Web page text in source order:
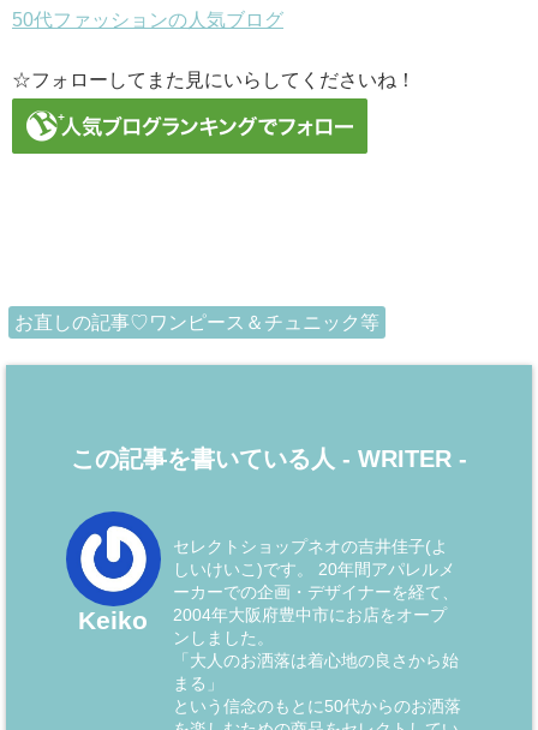
50代ファッションの人気ブログ
☆フォローしてまた見にいらしてくださいね！
お直しの記事♡ワンピース＆チュニック等
この記事を書いている人 - WRITER -
Keiko
セレクトショップネオの吉井佳子(よ
しいけいこ)です。 20年間アパレルメ
ーカーでの企画・デザイナーを経て、
2004年大阪府豊中市にお店をオープ
ンしました。
「大人のお洒落は着心地の良さから始
まる」
という信念のもとに50代からのお洒落